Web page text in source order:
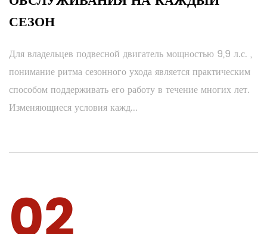
СЕЗОН
Для владельцев подвесной двигатель мощностью 9,9 л.с. ,
понимание ритма сезонного ухода является практическим
способом поддерживать его работу в течение многих лет.
Изменяющиеся условия кажд...